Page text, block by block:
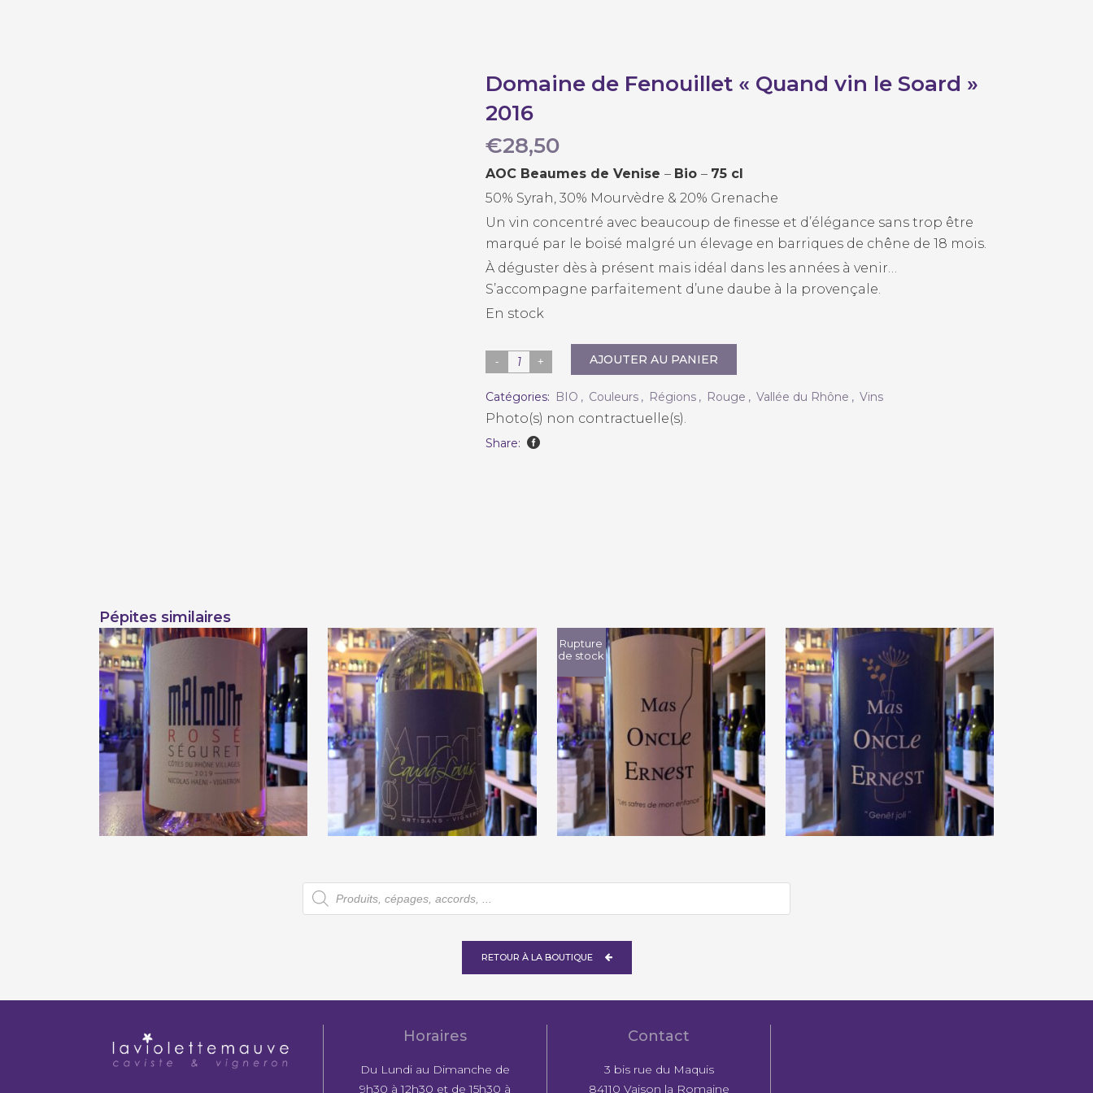
Domaine de Fenouillet « Quand vin le Soard »
2016
€28,50
AOC Beaumes de Venise – Bio – 75 cl
50% Syrah, 30% Mourvèdre & 20% Grenache
Un vin concentré avec beaucoup de finesse et d’élégance sans trop être
marqué par le boisé malgré un élevage en barriques de chêne de 18 mois.
À déguster dès à présent mais idéal dans les années à venir…
S’accompagne parfaitement d’une daube à la provençale.
En stock
Domaine
Fenouillet
"Quand
vin
AJOUTER AU PANIER
Catégories: BIO , Couleurs , Régions , Rouge , Vallée du Rhône , Vins
Photo(s) non contractuelle(s).
Share:
Pépites similaires
Malmont « Séguret » 2019
€11,00
Mas Mudigliza « Cauda
Louis » 2017
Rupture
de stock
Mas Oncle Ernest « Les
safres de mon enfance »
Mas Oncle Ernest « Genêt
joli » 2018
Recherche
de
produits
RETOUR À LA BOUTIQUE
Horaires
Du Lundi au Dimanche de
9h30 à 12h30 et de 15h30 à
Contact
3 bis rue du Maquis
84110 Vaison la Romaine